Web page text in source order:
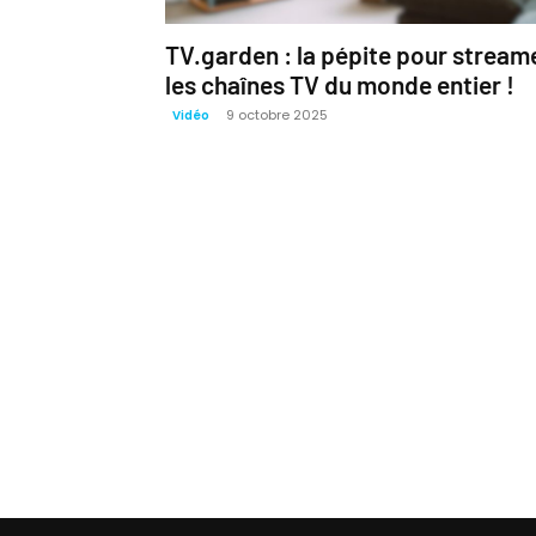
TV.garden : la pépite pour
les chaînes TV du monde entier !
Vidéo 9 octobre 2025